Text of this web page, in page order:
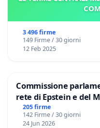
3 496 firme
149 Firme / 30 giorni
12 Feb 2025
Commissione
rete di Epstein e del
Files
205 firme
142 Firme / 30 giorni
24 Jun 2026